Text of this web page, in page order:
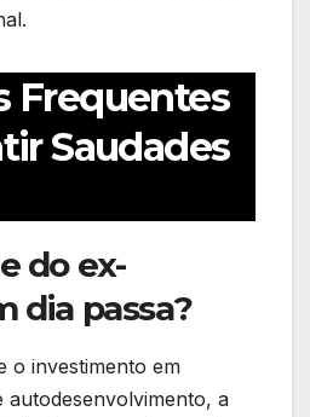
Frequentes
Saudades
do ex-
dia passa?
o investimento em
autodesenvolvimento, a